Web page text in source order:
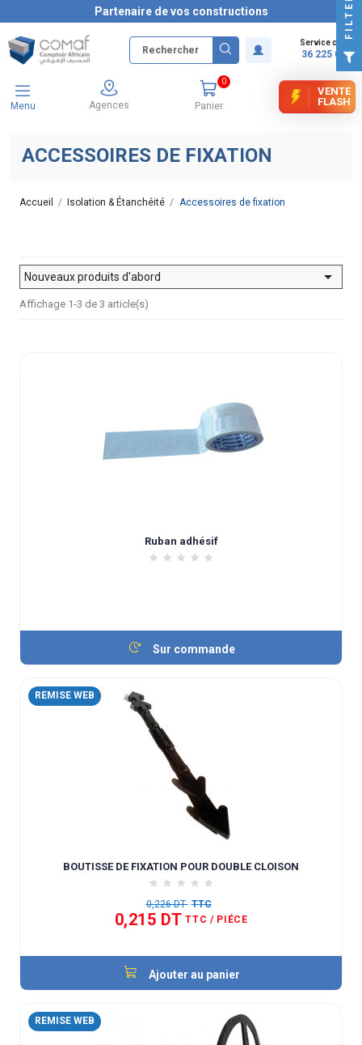
Partenaire de vos constructions
Service client
36 225 000
Menu Agences Panier
0
VENTE
FLASH
ACCESSOIRES DE FIXATION
Accueil Isolation & Étanchéité Accessoires de fixation
Nouveaux produits d'abord 
Affichage 1-3 de 3 article(s)
Ruban adhésif
Sur commande
REMISE WEB
BOUTISSE DE FIXATION POUR DOUBLE CLOISON
0,226 DT TTC
0,215 DT TTC / PIÉCE
Ajouter au panier
REMISE WEB
FILTER